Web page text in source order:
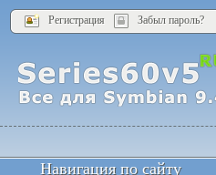
Регистрация Забыл пароль?
Навигация по сайту